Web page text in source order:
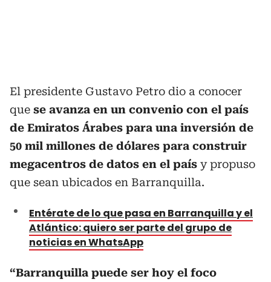
El presidente Gustavo Petro dio a conocer
que se avanza en un convenio con el país
de Emiratos Árabes para una inversión de
50 mil millones de dólares para construir
megacentros de datos en el país y propuso
que sean ubicados en Barranquilla.
Entérate de lo que pasa en Barranquilla y el
Atlántico: quiero ser parte del grupo de
noticias en WhatsApp
“Barranquilla puede ser hoy el foco